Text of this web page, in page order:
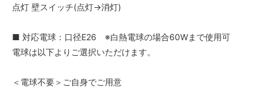
点灯 壁スイッチ(点灯→消灯)
■ 対応電球：口径E26 ※白熱電球の場合60Wまで使用可
電球は以下よりご選択いただけます。
＜電球不要＞ご自身でご用意